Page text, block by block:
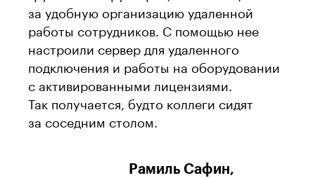
за удобную организацию удаленной
работы сотрудников. С помощью нее
настроили сервер для удаленного
подключения и работы на оборудовании
с активированными лицензиями.
Так получается, будто коллеги сидят
за соседним столом.
Рамиль Сафин,